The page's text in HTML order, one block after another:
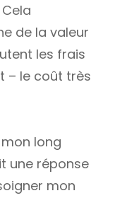
de la valeur
les frais
– le coût très
long
une réponse
mon